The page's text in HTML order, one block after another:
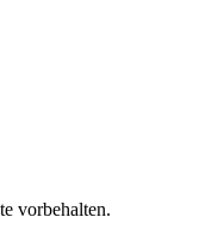
vorbehalten.